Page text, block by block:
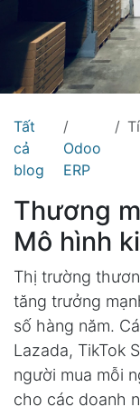
Tất
cả
blog
Odoo
ERP
Thương
Mô hình
Thị trường
tăng trưởng
số hàng năm.
Lazada, TikTok
người mua mỗi
cho các doanh